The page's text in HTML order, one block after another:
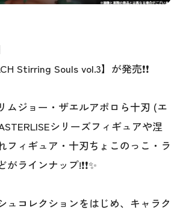
Stirring Souls vol.3】が発売❗❗
ムジョー・ザエルアポロら十刃 (エ
シリーズフィギュアや涅
フィギュア・十刃ちょこのっこ・ラ
ラインナップ!❗❗✨
ュコレクションをはじめ、キャラク